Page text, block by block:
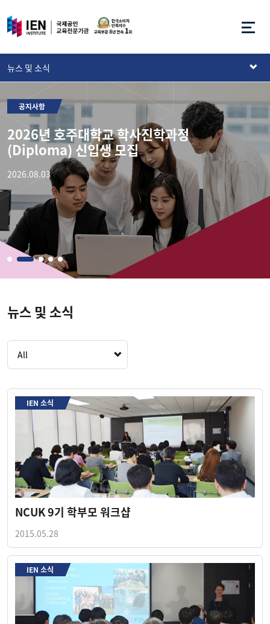
공지사항
2026년 호주대학교 학사진학과정
(Diploma) 신입생 모집
2026.08.03
뉴스 및 소식
뉴스 및 소식
All
IEN 소식
NCUK 9기 학부모 워크샵
2015.05.28
IEN 소식